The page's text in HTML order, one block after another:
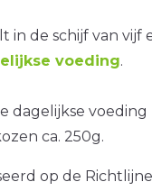
in de schijf van vijf
voeding.
dagelijkse
ca. 250g.
op de